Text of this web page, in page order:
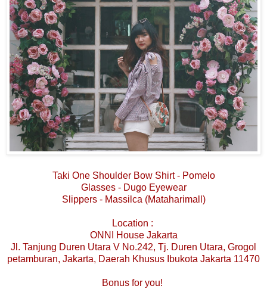
Taki One Shoulder Bow Shirt - Pomelo
Glasses - Dugo Eyewear
Slippers - Massilca (Mataharimall)
Location :
ONNI House Jakarta
Jl. Tanjung Duren Utara V No.242, Tj. Duren Utara, Grogol
petamburan, Jakarta, Daerah Khusus Ibukota Jakarta 11470
Bonus for you!